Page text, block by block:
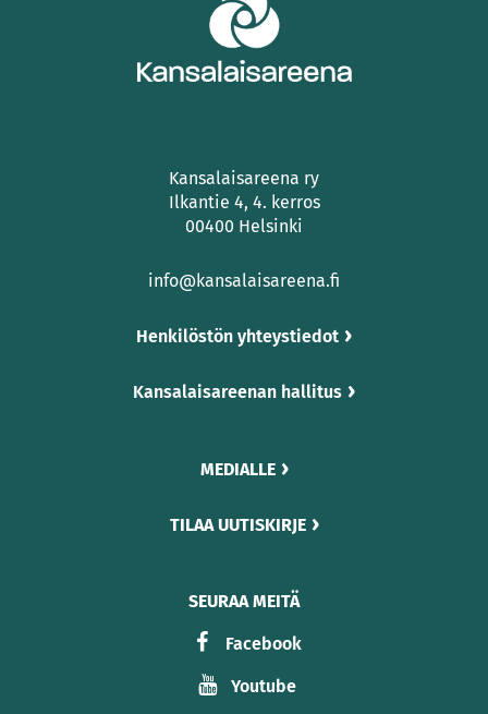
Kansalaisareena ry
Ilkantie 4, 4. kerros
00400 Helsinki
info@kansalaisareena.fi
Henkilöstön yhteystiedot
Kansalaisareenan hallitus
MEDIALLE
TILAA UUTISKIRJE
SEURAA MEITÄ
Facebook
Youtube